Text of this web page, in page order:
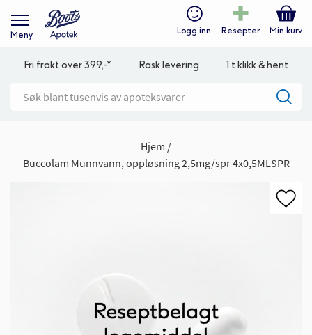
Meny Logg inn Resepter Min kurv
Fri frakt over 399,-* Rask levering 1 t klikk & hent
Hjem
Buccolam Munnvann, oppløsning 2,5mg/spr 4x0,5MLSPR